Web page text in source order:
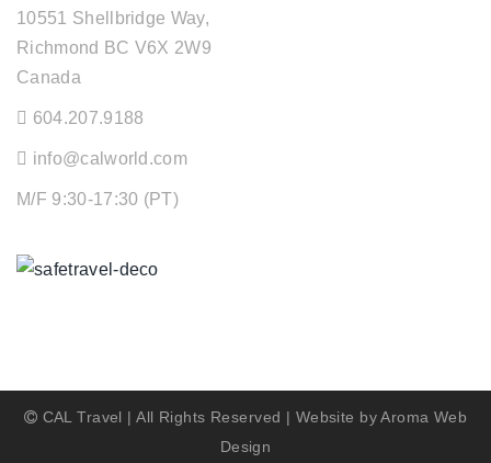
10551 Shellbridge Way,
Richmond BC V6X 2W9
Canada
604.207.9188
info@calworld.com
M/F 9:30-17:30 (PT)
CAL Travel | All Rights Reserved | Website byAroma Web
Design